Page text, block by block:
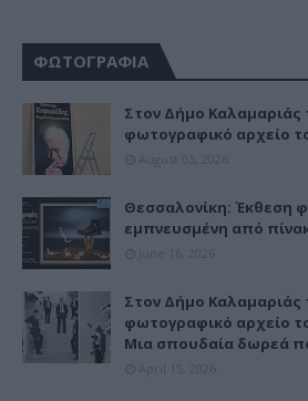
ΦΩΤΟΓΡΑΦΙΑ
Στον Δήμο Καλαμαριάς
φωτογραφικό αρχείο
Θεσσαλονίκη: Έκθεση
εμπνευσμένη από
Στον Δήμο Καλαμαριάς
φωτογραφικό αρχείο
Μια σπουδαία δωρεά